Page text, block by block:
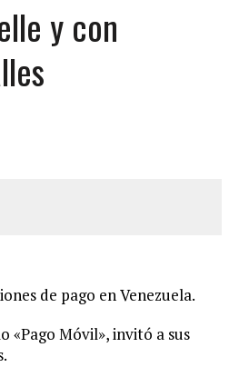
PAREJA DE SU ABUELA
REUNIÓN CON AMIGOS
FAMILIAR
y con
de pago en Venezuela.
«Pago Móvil», invitó a sus